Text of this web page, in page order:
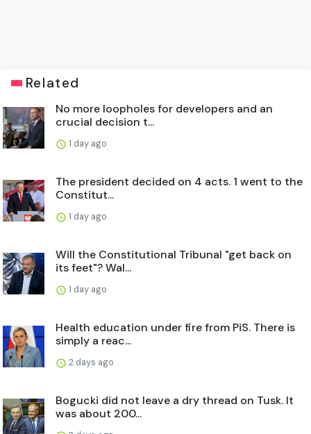
Related
No more loopholes for developers and an
crucial decision t...
1 day ago
The president decided on 4 acts. 1 went to the
Constitut...
1 day ago
Will the Constitutional Tribunal "get back on
its feet"? Wal...
1 day ago
Health education under fire from PiS. There is
simply a reac...
2 days ago
Bogucki did not leave a dry thread on Tusk. It
was about 200...